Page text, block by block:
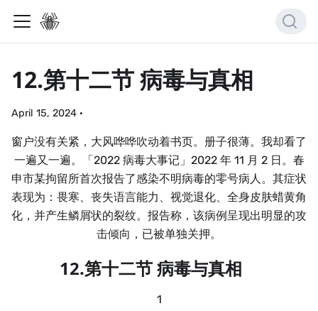
12.第十二节 病毒与真相
April 15, 2024 ·
窗户没有关紧，大风哗哗吹动着书页。册子很薄。我却看了
一遍又一遍。「2022 病毒大事记」2022 年 11 月 2 日。春
申市某拘留所首次报告了感染不明病毒的零号病人。其症状
表现为：畏寒、丧失语言能力、视觉退化、全身皮肤蜡黄角
化，并产生鳞屑状的裂纹。报告称，该病例呈现出明显的攻
击倾向，已被单独关押。
12.第十二节 病毒与真相
1